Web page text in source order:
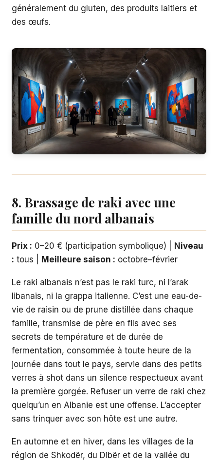
généralement du gluten, des produits laitiers et
des œufs.
8. Brassage de raki avec une
famille du nord albanais
Prix : 0–20 € (participation symbolique) |
Niveau
: tous | Meilleure saison : octobre–février
Le raki albanais n’est pas le raki turc, ni l’arak
libanais, ni la grappa italienne. C’est une eau-de-
vie de raisin ou de prune distillée dans chaque
famille, transmise de père en fils avec ses
secrets de température et de durée de
fermentation, consommée à toute heure de la
journée dans tout le pays, servie dans des petits
verres à shot dans un silence respectueux avant
la première gorgée. Refuser un verre de raki chez
quelqu’un en Albanie est une offense. L’accepter
sans trinquer avec son hôte est une autre.
En automne et en hiver, dans les villages de la
région de Shkodër, du Dibër et de la vallée du